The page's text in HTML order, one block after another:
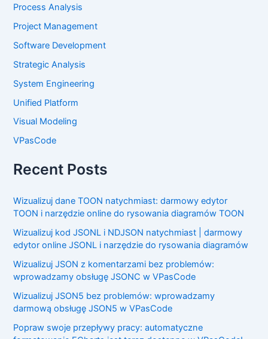
Process Analysis
Project Management
Software Development
Strategic Analysis
System Engineering
Unified Platform
Visual Modeling
VPasCode
Recent Posts
Wizualizuj dane TOON natychmiast: darmowy edytor
TOON i narzędzie online do rysowania diagramów TOON
Wizualizuj kod JSONL i NDJSON natychmiast | darmowy
edytor online JSONL i narzędzie do rysowania diagramów
Wizualizuj JSON z komentarzami bez problemów:
wprowadzamy obsługę JSONC w VPasCode
Wizualizuj JSON5 bez problemów: wprowadzamy
darmową obsługę JSON5 w VPasCode
Popraw swoje przepływy pracy: automatyczne